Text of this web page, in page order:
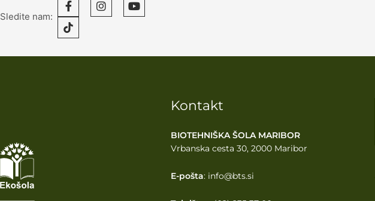
Sledite nam:
Kontakt
BIOTEHNIŠKA ŠOLA MARIBOR
Vrbanska cesta 30, 2000 Maribor
E-pošta: info@bts.si